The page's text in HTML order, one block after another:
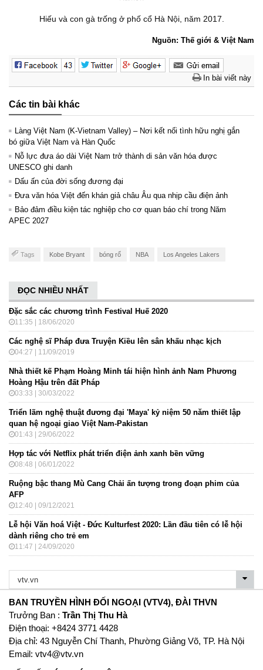
Hiếu và con gà trống ở phố cổ Hà Nội, năm 2017.
Nguồn: Thế giới & Việt Nam
In bài viết này
Các tin bài khác
Làng Việt Nam (K-Vietnam Valley) – Nơi kết nối tình hữu nghị gắn
bó giữa Việt Nam và Hàn Quốc
Nỗ lực đưa áo dài Việt Nam trở thành di sản văn hóa được
UNESCO ghi danh
Dấu ấn của đời sống đương đại
Đưa văn hóa Việt đến khán giả châu Âu qua nhịp cầu điện ảnh
Bảo đảm điều kiện tác nghiệp cho cơ quan báo chí trong Năm
APEC 2027
Tags Kobe Bryant bóng rổ NBA Los Angeles Lakers
ĐỌC NHIỀU NHẤT
Đặc sắc các chương trình Festival Huế 2020
11:35 | 18/06/2020
Các nghệ sĩ Pháp đưa Truyện Kiều lên sân khấu nhạc kịch
04:27 | 11/09/2019
Nhà thiết kế Phạm Hoàng Minh tái hiện hình ảnh Nam Phương
Hoàng Hậu trên đất Pháp
03:33 | 30/03/2022
Triển lãm nghệ thuật đương đại 'Maya' kỷ niệm 50 năm thiết lập
quan hệ ngoại giao Việt Nam-Pakistan
01:43 | 29/06/2022
Hợp tác với Netflix phát triển điện ảnh xanh bền vững
08:48 | 06/01/2022
Ruộng bậc thang Mù Cang Chải ấn tượng trong đoạn phim của
AFP
12:40 | 09/12/2021
Lễ hội Văn hoá Việt - Đức Kulturfest 2020: Lần đầu tiên có lễ hội
dành riêng cho trẻ em
11:47 | 24/09/2020
BAN TRUYỀN HÌNH ĐỐI NGOẠI (VTV4), ĐÀI THVN
Trưởng Ban : Trần Thị Thu Hà
Ðiện thoại: +8424 3771 4428
Địa chỉ: 43 Nguyễn Chí Thanh, Phường Giảng Võ, TP. Hà Nội
Email: vtv4@vtv.vn